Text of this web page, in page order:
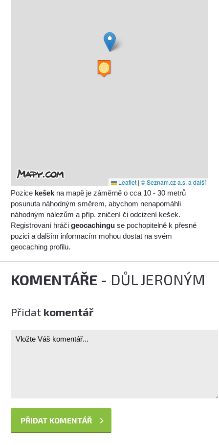
Leaflet | © Seznam.cz a.s. a další
Pozice kešek na mapě je záměrně o cca 10 - 30 metrů
posunuta náhodným směrem, abychom nenapomáhli
náhodným nálezům a příp. zničení či odcizení kešek.
Registrovaní hráčigeocachingu se pochopitelně k přesné
pozici a dalším informacím mohou dostat na svém
geocaching profilu.
KOMENTÁŘE - DŮL JERONÝM
Přidat komentář